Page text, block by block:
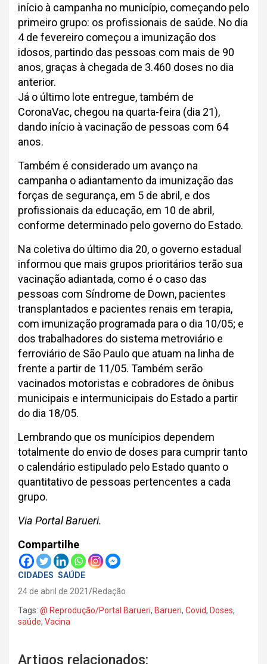
início à campanha no município, começando pelo
primeiro grupo: os profissionais de saúde. No dia
4 de fevereiro começou a imunização dos
idosos, partindo das pessoas com mais de 90
anos, graças à chegada de 3.460 doses no dia
anterior.
Já o último lote entregue, também de
CoronaVac, chegou na quarta-feira (dia 21),
dando início à vacinação de pessoas com 64
anos.
Também é considerado um avanço na
campanha o adiantamento da imunização das
forças de segurança, em 5 de abril, e dos
profissionais da educação, em 10 de abril,
conforme determinado pelo governo do Estado.
Na coletiva do último dia 20, o governo estadual
informou que mais grupos prioritários terão sua
vacinação adiantada, como é o caso das
pessoas com Síndrome de Down, pacientes
transplantados e pacientes renais em terapia,
com imunização programada para o dia 10/05; e
dos trabalhadores do sistema metroviário e
ferroviário de São Paulo que atuam na linha de
frente a partir de 11/05. Também serão
vacinados motoristas e cobradores de ônibus
municipais e intermunicipais do Estado a partir
do dia 18/05.
Lembrando que os munícipios dependem
totalmente do envio de doses para cumprir tanto
o calendário estipulado pelo Estado quanto o
quantitativo de pessoas pertencentes a cada
grupo.
Via Portal Barueri.
Compartilhe
CIDADES SAÚDE
24 de abril de 2021
Redação
Tags: @ Reprodução/Portal Barueri, Barueri, Covid, Doses,
saúde, Vacina
Artigos relacionados: